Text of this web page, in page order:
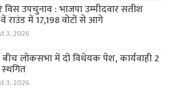
उपचुनाव : भाजपा उम्मीदवार सतीश
राउंड में 17,198 वोटों से आगे
3, 2026
लोकसभा में दो विधेयक पेश, कार्यवाही 2
3, 2026